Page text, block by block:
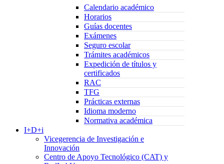
Calendario académico
Horarios
Guías docentes
Exámenes
Seguro escolar
Trámites académicos
Expedición de títulos y
certificados
RAC
TFG
Prácticas externas
Idioma moderno
Normativa académica
I+D+i
Vicegerencia de Investigación e
Innovación
Centro de Apoyo Tecnológico (CAT) y